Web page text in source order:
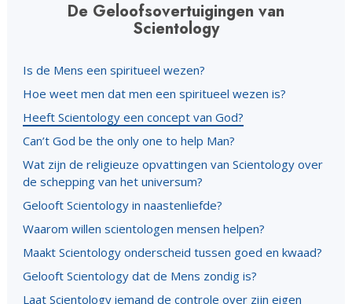
De Geloofsovertuigingen van
Scientology
Is de Mens een spiritueel wezen?
Hoe weet men dat men een spiritueel wezen is?
Heeft Scientology een concept van God?
Can’t God be the only one to help Man?
Wat zijn de religieuze opvattingen van Scientology over
de schepping van het universum?
Gelooft Scientology in naastenliefde?
Waarom willen scientologen mensen helpen?
Maakt Scientology onderscheid tussen goed en kwaad?
Gelooft Scientology dat de Mens zondig is?
Laat Scientology iemand de controle over zijn eigen